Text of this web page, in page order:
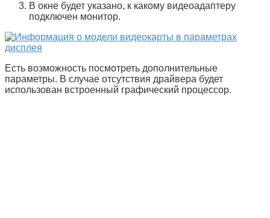
В окне будет указано, к какому видеоадаптеру
подключен монитор.
Есть возможность посмотреть дополнительные
параметры. В случае отсутствия драйвера будет
использован встроенный графический процессор.